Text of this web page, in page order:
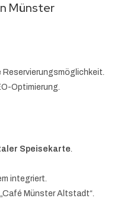
Münster
Reservierungsmöglichkeit.
Optimierung.
Speisekarte.
integriert.
Münster Altstadt“.